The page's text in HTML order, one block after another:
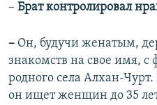
– Брат контролировал
– Он, будучи женатым,
знакомств на свое имя, с
родного села Алхан-Чурт.
он ищет женщин до 35